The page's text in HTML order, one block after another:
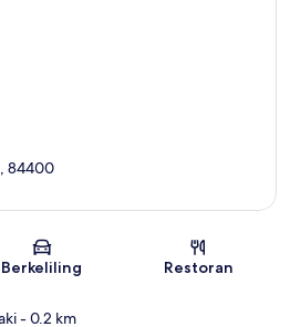
Peta
84400
Berkeliling Restoran
- 0.2 km